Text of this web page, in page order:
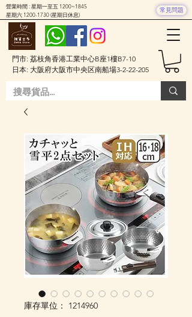
門市: 荔枝角香港工業中心B座1樓B7-10
日本: 大阪府大阪市中央区南船場3-2-22-205
營業時間 : 星期一至五 1200~1845
星期六 1200-1730(星期日休息)
常見問題
庫存單位： 1214960